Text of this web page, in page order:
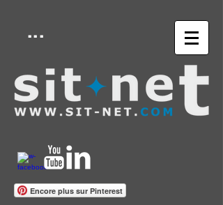
...
Encore plus sur Pinterest